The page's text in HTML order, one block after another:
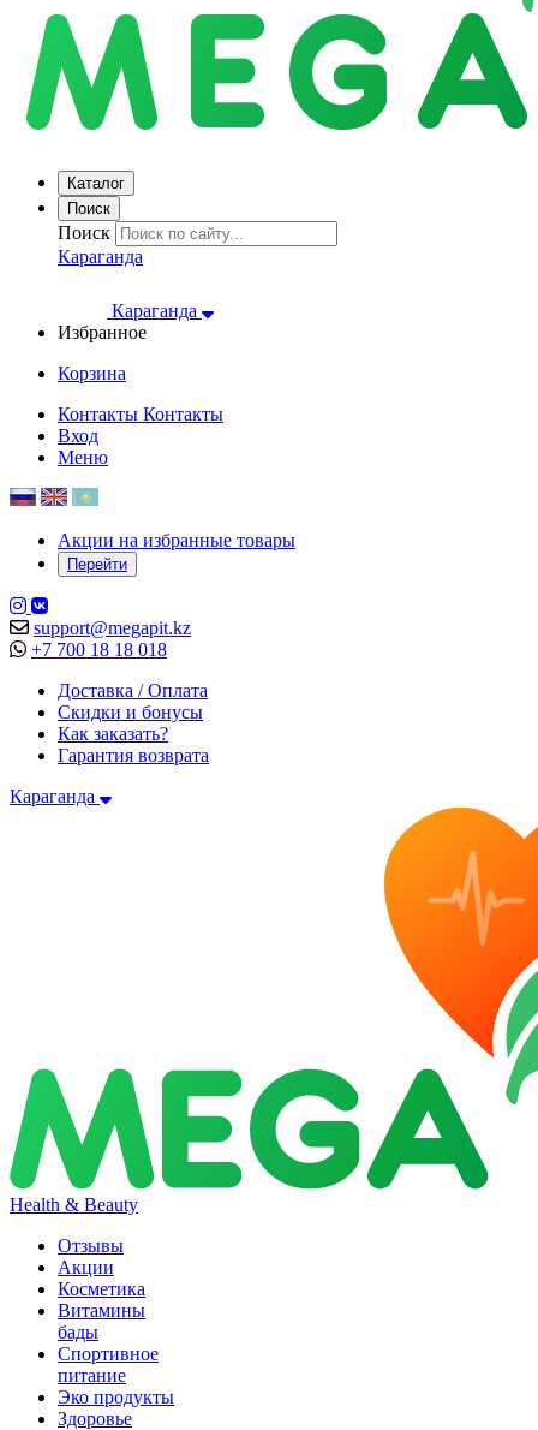
Каталог
Поиск
Поиск
Караганда
Караганда
Избранное
Корзина
Контакты Контакты
Вход
Меню
Акции на избранные товары
Перейти
support@megapit.kz
+7 700 18 18 018
Доставка / Оплата
Скидки и бонусы
Как заказать?
Гарантия возврата
Караганда
Health & Beauty
Отзывы
Акции
Косметика
Витамины
бады
Спортивное
питание
Эко продукты
Здоровье